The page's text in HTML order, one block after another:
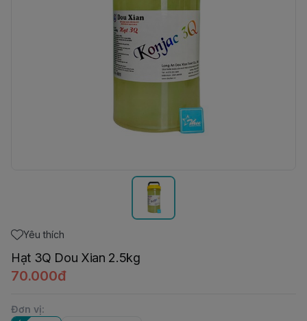
Yêu thích
Hạt 3Q Dou Xian 2.5kg
70.000đ
Đơn vị: